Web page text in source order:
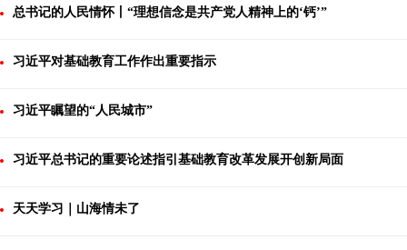
总书记的人民情怀丨“理想信念是共产党人精神上的‘钙’”
习近平对基础教育工作作出重要指示
习近平瞩望的“人民城市”
习近平总书记的重要论述指引基础教育改革发展开创新局面
天天学习｜山海情未了